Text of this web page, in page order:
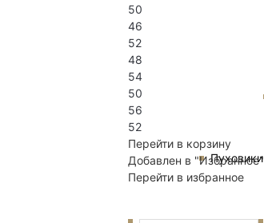
Пуховики
50
46
52
48
54
50
56
52
Перейти в корзину
Добавлен в "Избранное"
Перейти в избранное